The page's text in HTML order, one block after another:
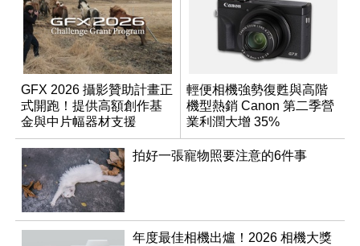
GFX 2026 攝影贊助計畫正
式開跑！提供高額創作基
金與中片幅器材支援
輕便相機強勢復甦與高階
機型熱銷 Canon 第二季營
業利潤大增 35%
拍好一張寵物照要注意的6件事
年度最佳相機出爐！2026 相機大獎